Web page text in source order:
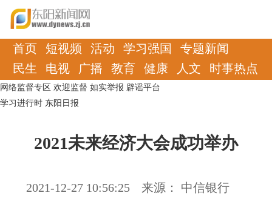
首页 短视频 活动 学习强国
专题新闻
民生
电视 广播 教育 健康 人文 时事热点
网络监督专区 欢迎监督 如实举报 辟谣平台
学习进行时 东阳日报
2021未来经济大会成功举办
2021-12-27 10:56:25 来源： 中信银行